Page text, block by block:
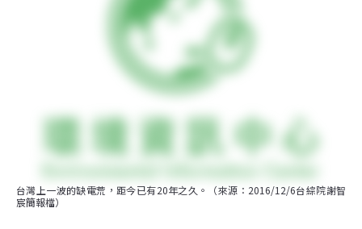
台灣上一波的缺電荒，距今已有20年之久。（來源：2016/12/6台綜院謝智
宸簡報檔）